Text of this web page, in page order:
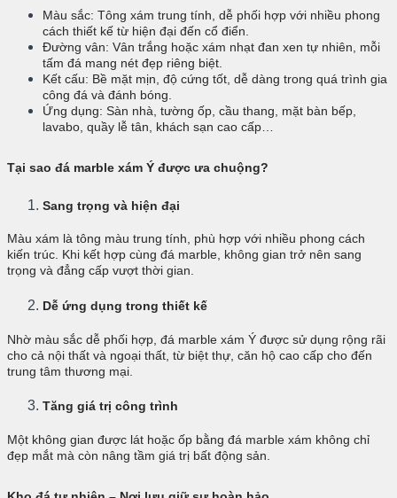
Màu sắc: Tông xám trung tính, dễ phối hợp với nhiều phong
cách thiết kế từ hiện đại đến cổ điển.
Đường vân: Vân trắng hoặc xám nhạt đan xen tự nhiên, mỗi
tấm đá mang nét đẹp riêng biệt.
Kết cấu: Bề mặt mịn, độ cứng tốt, dễ dàng trong quá trình gia
công đá và đánh bóng.
Ứng dụng: Sàn nhà, tường ốp, cầu thang, mặt bàn bếp,
lavabo, quầy lễ tân, khách sạn cao cấp…
Tại sao đá marble xám Ý được ưa chuộng?
Sang trọng và hiện đại
Màu xám là tông màu trung tính, phù hợp với nhiều phong cách
kiến trúc. Khi kết hợp cùng đá marble, không gian trở nên sang
trọng và đẳng cấp vượt thời gian.
Dễ ứng dụng trong thiết kế
Nhờ màu sắc dễ phối hợp, đá marble xám Ý được sử dụng rộng rãi
cho cả nội thất và ngoại thất, từ biệt thự, căn hộ cao cấp cho đến
trung tâm thương mại.
Tăng giá trị công trình
Một không gian được lát hoặc ốp bằng đá marble xám không chỉ
đẹp mắt mà còn nâng tầm giá trị bất động sản.